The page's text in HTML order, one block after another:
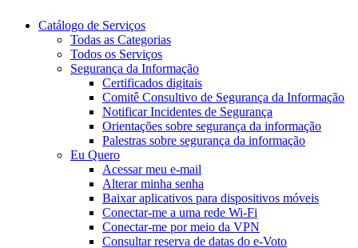
Catálogo de Serviços
Todas as Categorias
Todos os Serviços
Segurança da Informação
Certificados digitais
Comitê Consultivo de Segurança da Informação
Notificar Incidentes de Segurança
Orientações sobre segurança da informação
Palestras sobre segurança da informação
Eu Quero
Acessar meu e-mail
Alterar minha senha
Baixar aplicativos para dispositivos móveis
Conectar-me a uma rede Wi-Fi
Conectar-me por meio da VPN
Consultar reserva de datas do e-Voto